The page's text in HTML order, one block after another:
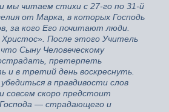
мы читаем стихи с 27-го по 31-й
от Марка, в которых Господь
за кого Его почитают люди.
После этого Учитель
Сыну Человеческому
претерпеть
и в третий день воскреснуть.
в правдивости слов
совсем скоро предстоит
— страдающего и